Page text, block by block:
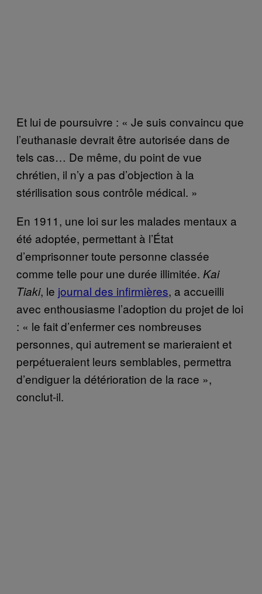
Et lui de poursuivre : « Je suis convaincu que
l’euthanasie devrait être autorisée dans de
tels cas… De même, du point de vue
chrétien, il n’y a pas d’objection à la
stérilisation sous contrôle médical. »
En 1911, une loi sur les malades mentaux a
été adoptée, permettant à l’État
d’emprisonner toute personne classée
comme telle pour une durée illimitée. Kai
Tiaki, le journal des infirmières, a accueilli
avec enthousiasme l’adoption du projet de loi
: « le fait d’enfermer ces nombreuses
personnes, qui autrement se marieraient et
perpétueraient leurs semblables, permettra
d’endiguer la détérioration de la race »,
conclut-il.